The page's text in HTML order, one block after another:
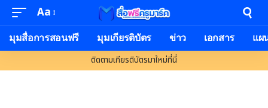
Font
Resizer
Aa
มุมสื่อการสอนฟรี มุมเกียรติบัตร ข่าว เอกสาร แผ
ติดตามเกียรติบัตรมาใหม่ที่นี่